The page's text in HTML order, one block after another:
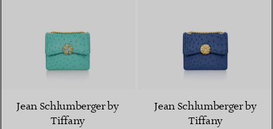
3 Farben
Jean Schlumberger by
Tiffany
Jean Schlumberger by
Tiffany